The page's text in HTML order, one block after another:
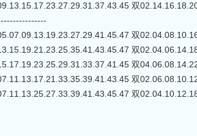
双
双
双
双
双
双